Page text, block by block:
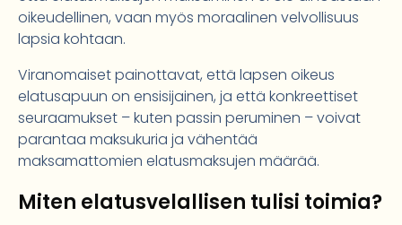
oikeudellinen, vaan myös moraalinen velvollisuus
lapsia kohtaan.
Viranomaiset painottavat, että lapsen oikeus
elatusapuun on ensisijainen, ja että konkreettiset
seuraamukset – kuten passin peruminen – voivat
parantaa maksukuria ja vähentää
maksamattomien elatusmaksujen määrää.
Miten elatusvelallisen tulisi toimia?